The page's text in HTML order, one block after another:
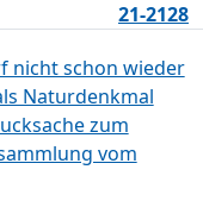
21-2128
nicht schon wieder
Naturdenkmal
zum
vom